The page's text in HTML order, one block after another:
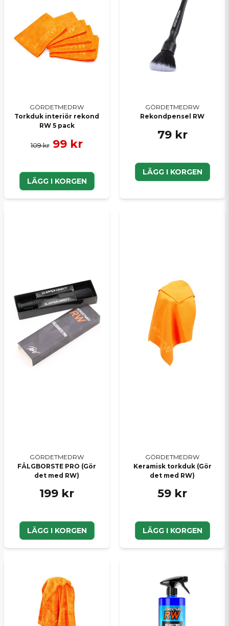
GÖRDETMEDRW
Torkduk interiör rekond
RW 5 pack
109 kr 99 kr
LÄGG I KORGEN
GÖRDETMEDRW
Rekondpensel RW
79 kr
LÄGG I KORGEN
GÖRDETMEDRW
FÄLGBORSTE PRO (Gör
det med RW)
199 kr
LÄGG I KORGEN
GÖRDETMEDRW
Keramisk torkduk (Gör
det med RW)
59 kr
LÄGG I KORGEN
Ja, ni kan publicera min fråga